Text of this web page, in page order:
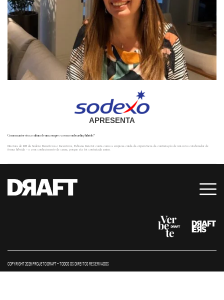
APRESENTA
Como manter viva a cultura de uma empresa com o onboarding híbrido?
Diretora de RH da Sodexo Benefícios e Incentivos, Fabiana Galetol conta como a empresa cuida da experiência da contratação de um novo colaborador de
forma híbrida – e com conhecimento de causa, porque ela foi contratada assim.
COPYRIGHT 2026 PROJETO DRAFT – TODOS OS DIREITOS RESERVADOS